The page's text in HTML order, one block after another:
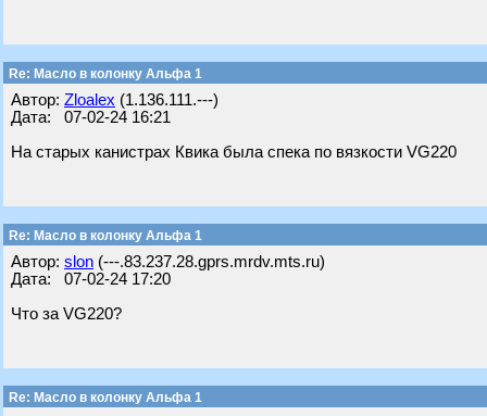
Re: Масло в колонку Альфа 1
Автор: Zloalex (1.136.111.---)
Дата: 07-02-24 16:21
На старых канистрах Квика была спека по вязкости VG220
Re: Масло в колонку Альфа 1
Автор: slon (---.83.237.28.gprs.mrdv.mts.ru)
Дата: 07-02-24 17:20
Что за VG220?
Re: Масло в колонку Альфа 1